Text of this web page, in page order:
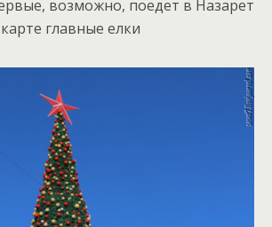
возможно, поедет в Назарет
главные елки